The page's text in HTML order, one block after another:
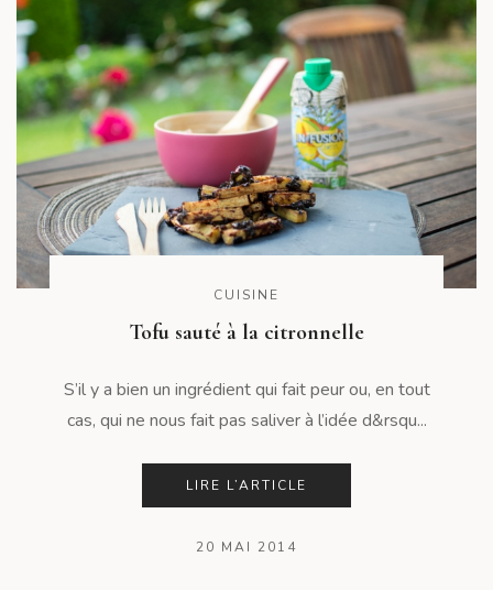
CUISINE
Tofu sauté à la citronnelle
S’il y a bien un ingrédient qui fait peur ou, en tout
cas, qui ne nous fait pas saliver à l’idée d&rsqu...
LIRE L’ARTICLE
20 MAI 2014